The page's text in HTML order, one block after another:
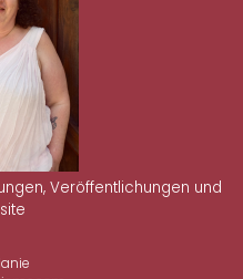
Veröffentlichungen und